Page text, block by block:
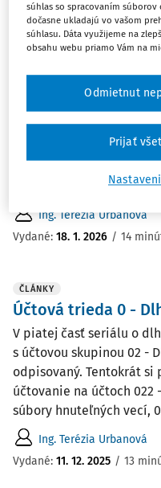
Vydané:5. 2. 2026 / 8 minút
Účtová trieda 0 -
V šiestej časti seriálu o
pokračujeme s účtovou
majetok odpisovaný.
porastov, 026 -
Ing. Terézia Urbanová
Vydané: 18. 1. 2026 / 14
ČLÁNKY
Účtová trieda 0 -
V piatej časť seriálu o
s účtovou skupinou 02 -
odpisovaný. Tentokrát
účtovanie na účtoch 022
súbory hnuteľných vecí,
Ing. Terézia Urbanová
Vydané: 11. 12. 2025 / 13
súhlas so spracovaním
dočasne ukladajú vo vašom
súhlasu. Dáta využijeme na
obsahu webu priamo Vám na
Odmietnut
Prijať